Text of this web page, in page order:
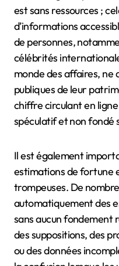
est sans ressources ;
d’informations
de personnes,
célébrités
monde des affaires, ne
publiques de leur
chiffre circulant en
spéculatif et non fondé
Il est également
estimations de fortune
trompeuses. De
automatiquement des
sans aucun fondement
des suppositions, des
ou des données